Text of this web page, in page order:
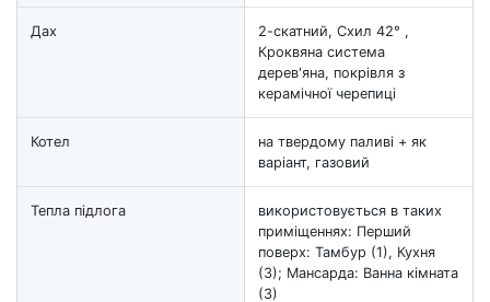
Дах
2-скатний, Схил 42° ,
Кроквяна система
дерев'яна, покрівля з
керамічної черепиці
Котел
на твердому паливі + як
варіант, газовий
Тепла підлога
використовується в таких
приміщеннях: Перший
поверх: Тамбур (1), Кухня
(3); Мансарда: Ванна кімната
(3)